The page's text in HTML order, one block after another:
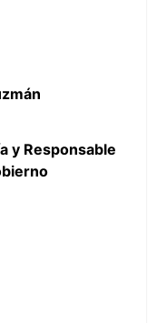
y Responsable